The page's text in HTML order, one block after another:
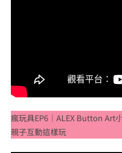
瘋玩具EP6｜ALEX Button Art
親子互動這樣玩